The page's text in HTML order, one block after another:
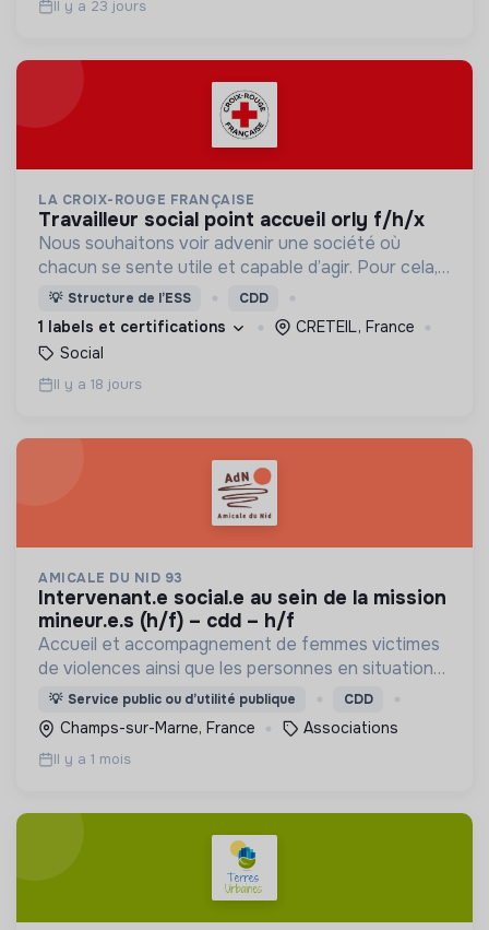
Il y a 23 jours
LA CROIX-ROUGE FRANÇAISE
travailleur social point accueil orly f/h/x
Nous souhaitons voir advenir une société où
chacun se sente utile et capable d’agir. Pour cela,
nous proposons des moyens et des lieux
d’engagement innovants et adaptés à tous.
💡 Structure de l’ESS CDD
1 labels et certifications
CRETEIL, France
Social
Il y a 18 jours
AMICALE DU NID 93
intervenant.e social.e au sein de la mission
mineur.e.s (h/f) – cdd – h/f
Accueil et accompagnement de femmes victimes
de violences ainsi que les personnes en situation
de grande précarité, dans une démarche fondée
sur le respect, la solidarité et l’inclusion.
💡 Service public ou d’utilité publique CDD
Champs-sur-Marne, France Associations
Il y a 1 mois